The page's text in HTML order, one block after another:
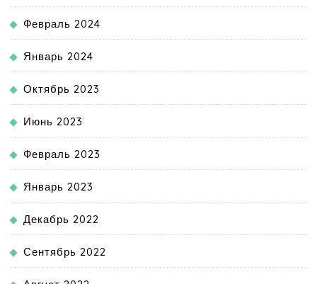
Февраль 2024
Январь 2024
Октябрь 2023
Июнь 2023
Февраль 2023
Январь 2023
Декабрь 2022
Сентябрь 2022